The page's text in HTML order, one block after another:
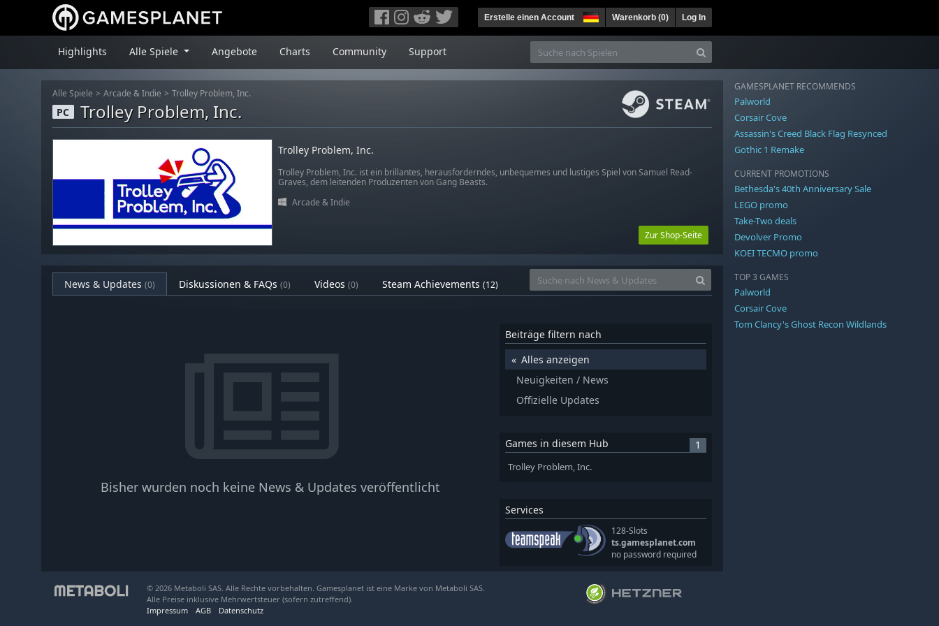
Erstelle einen Account Warenkorb (0) Log In
Highlights Alle Spiele Angebote Charts Community Support
Alle Spiele Arcade & Indie Trolley Problem, Inc.
PC Trolley Problem, Inc.
Trolley Problem, Inc.
Trolley Problem, Inc. ist ein brillantes, herausforderndes, unbequemes und lustiges Spiel von Samuel Read-
Graves, dem leitenden Produzenten von Gang Beasts.
Arcade & Indie
Zur Shop-Seite
News & Updates (0) Diskussionen & FAQs (0) Videos (0) Steam Achievements (12)
Bisher wurden noch keine News & Updates veröffentlicht
Beiträge filtern nach
Alles anzeigen
Neuigkeiten / News
Offizielle Updates
Games in diesem Hub 1
Trolley Problem, Inc.
Services
128-Slots
ts.gamesplanet.com
no password required
GAMESPLANET RECOMMENDS
Palworld
Corsair Cove
Assassin's Creed Black Flag Resynced
Gothic 1 Remake
CURRENT PROMOTIONS
Bethesda's 40th Anniversary Sale
LEGO promo
Take-Two deals
Devolver Promo
KOEI TECMO promo
TOP 3 GAMES
Palworld
Corsair Cove
Tom Clancy's Ghost Recon Wildlands
© 2026 Metaboli SAS. Alle Rechte vorbehalten. Gamesplanet ist eine Marke von Metaboli SAS.
Alle Preise inklusive Mehrwertsteuer (sofern zutreffend).
Impressum
AGB Datenschutz